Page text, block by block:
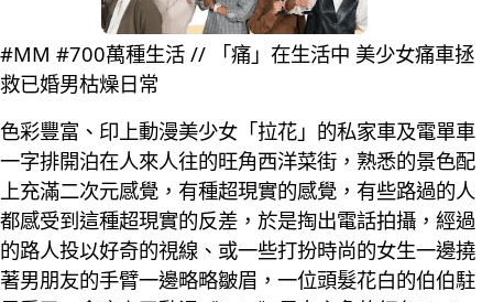
#MM #700萬種生活 // 「痛」在生活中 美少女痛車拯
救已婚男枯燥日常
色彩豐富、印上動漫美少女「拉花」的私家車及電單車
一字排開泊在人來人往的旺角西洋菜街，熟悉的景色配
上充滿二次元感覺，有種超現實的感覺，有些路過的人
都感受到這種超現實的反差，於是掏出電話拍攝，經過
的路人投以好奇的視線、或一些打扮時尚的女生一邊撓
著男朋友的手臂一邊略略皺眉，一位頭髮花白的伯伯駐